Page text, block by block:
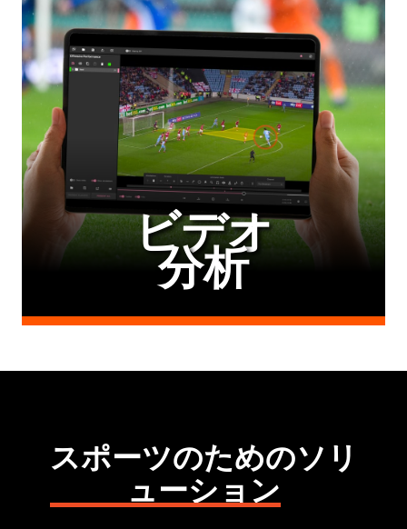
ビデオ
分析
スポーツのためのソリ
ューション